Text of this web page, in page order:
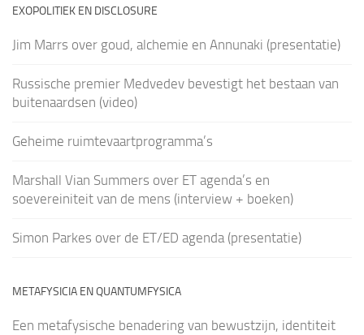
EXOPOLITIEK EN DISCLOSURE
Jim Marrs over goud, alchemie en Annunaki (presentatie)
Russische premier Medvedev bevestigt het bestaan van
buitenaardsen (video)
Geheime ruimtevaartprogramma’s
Marshall Vian Summers over ET agenda’s en
soevereiniteit van de mens (interview + boeken)
Simon Parkes over de ET/ED agenda (presentatie)
METAFYSICIA EN QUANTUMFYSICA
Een metafysische benadering van bewustzijn, identiteit